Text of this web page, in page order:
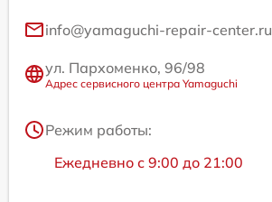
info@yamaguchi-repair-center.ru
ул. Пархоменко, 96/98
Адрес сервисного центра Yamaguchi
Режим работы:
Ежедневно с 9:00 до 21:00